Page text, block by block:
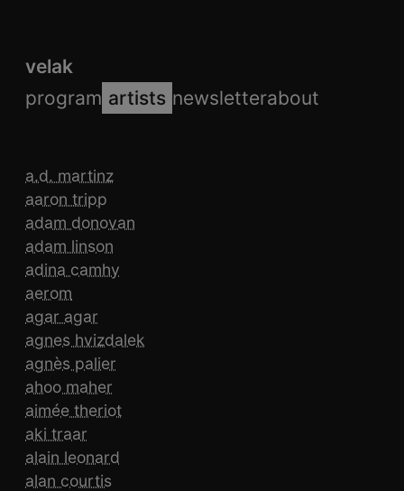
velak
program artists newsletterabout
a.d. martinz
aaron tripp
adam donovan
adam linson
adina camhy
aerom
agar agar
agnes hvizdalek
agnès palier
ahoo maher
aimée theriot
aki traar
alain leonard
alan courtis